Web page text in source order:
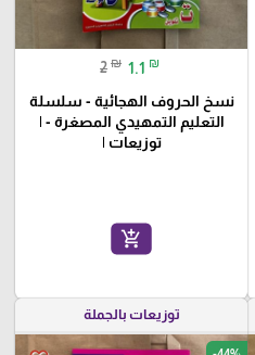
2 ₪ 1.1 ₪
نسخ الحروف الهجائية - سلسلة
التعليم التمهيدي المصغرة - |
توزيعات |
add_shopping_cart
توزيعات بالجملة